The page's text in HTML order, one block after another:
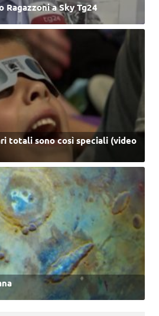
Ragazzoni a Sky Tg24
totali sono così speciali (video